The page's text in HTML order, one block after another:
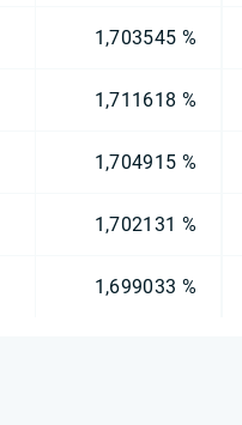
1,703545 %
1,711618 %
1,704915 %
1,702131 %
1,699033 %